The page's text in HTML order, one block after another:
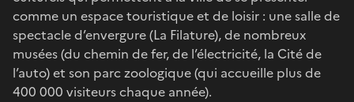
comme un espace touristique et de loisir : une salle de
spectacle d’envergure (La Filature), de nombreux
musées (du chemin de fer, de l’électricité, la Cité de
l’auto) et son parc zoologique (qui accueille plus de
400 000 visiteurs chaque année).